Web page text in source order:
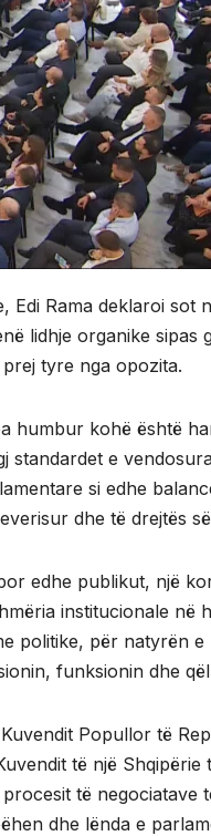
Rama deklaroi
lidhje organike
tyre nga opozita.
humbur kohë është
e
si edhe
dhe të drejtës
edhe publikut, një
institucionale
politike, për natyrën
funksionin dhe
Popullor të
të një
të
dhe lënda e